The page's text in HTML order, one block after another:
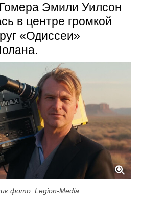
Эмили Уилсон
в центре громкой
«Одиссеи»
фото: Legion-Media